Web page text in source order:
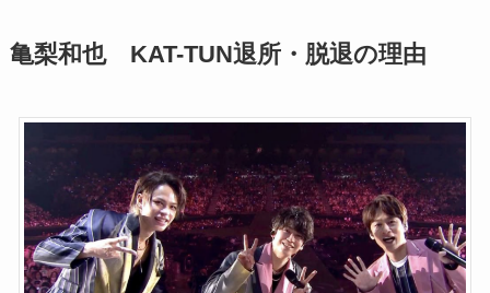
亀梨和也 KAT-TUN退所・脱退の理由